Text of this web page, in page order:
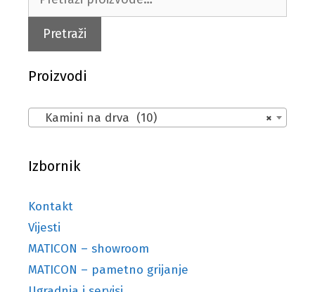
Pretraži
Proizvodi
×
Kamini na drva (10)
Izbornik
Kontakt
Vijesti
MATICON – showroom
MATICON – pametno grijanje